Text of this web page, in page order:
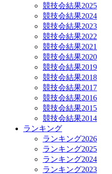
競技会結果2025
競技会結果2024
競技会結果2023
競技会結果2022
競技会結果2021
競技会結果2020
競技会結果2019
競技会結果2018
競技会結果2017
競技会結果2016
競技会結果2015
競技会結果2014
ランキング
ランキング2026
ランキング2025
ランキング2024
ランキング2023